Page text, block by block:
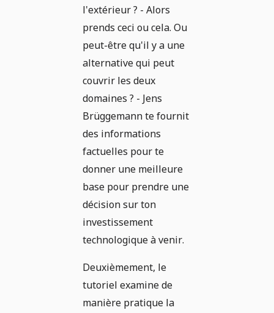
l'extérieur ? - Alors
prends ceci ou cela. Ou
peut-être qu'il y a une
alternative qui peut
couvrir les deux
domaines ? - Jens
Brüggemann te fournit
des informations
factuelles pour te
donner une meilleure
base pour prendre une
décision sur ton
investissement
technologique à venir.
Deuxièmement, le
tutoriel examine de
manière pratique la